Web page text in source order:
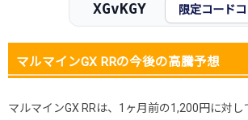
XGvKGY 限定コード
マルマインGX RRの今後の高騰予想
マルマインGX RRは、1ヶ月前の1,200円に対